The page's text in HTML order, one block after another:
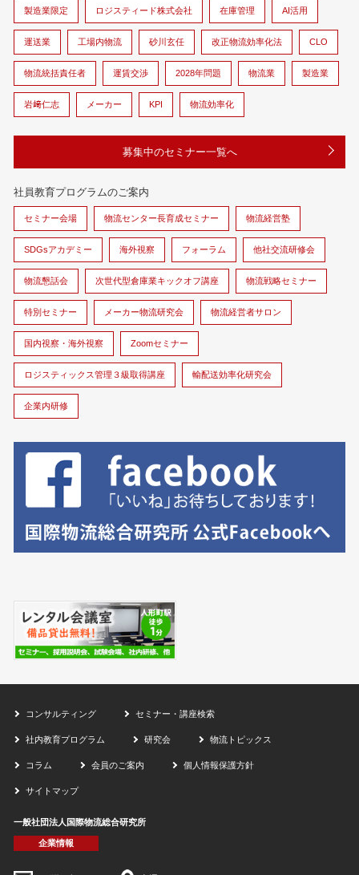
製造業限定 ロジスティード株式会社 在庫管理 AI活用
運送業 工場内物流 砂川玄任 改正物流効率化法 CLO
物流統括責任者 運賃交渉 2028年問題 物流業 製造業
岩﨑仁志 メーカー KPI 物流効率化
募集中のセミナー一覧へ
社員教育プログラムのご案内
セミナー会場 物流センター長育成セミナー 物流経営塾
SDGsアカデミー 海外視察 フォーラム 他社交流研修会
物流懇話会 次世代型倉庫業キックオフ講座 物流戦略セミナー
特別セミナー メーカー物流研究会 物流経営者サロン
国内視察・海外視察 Zoomセミナー
ロジスティックス管理３級取得講座 輸配送効率化研究会
企業内研修
コンサルティング セミナー・講座検索
社内教育プログラム 研究会 物流トピックス
コラム 会員のご案内 個人情報保護方針
サイトマップ
一般社団法人国際物流総合研究所
企業情報